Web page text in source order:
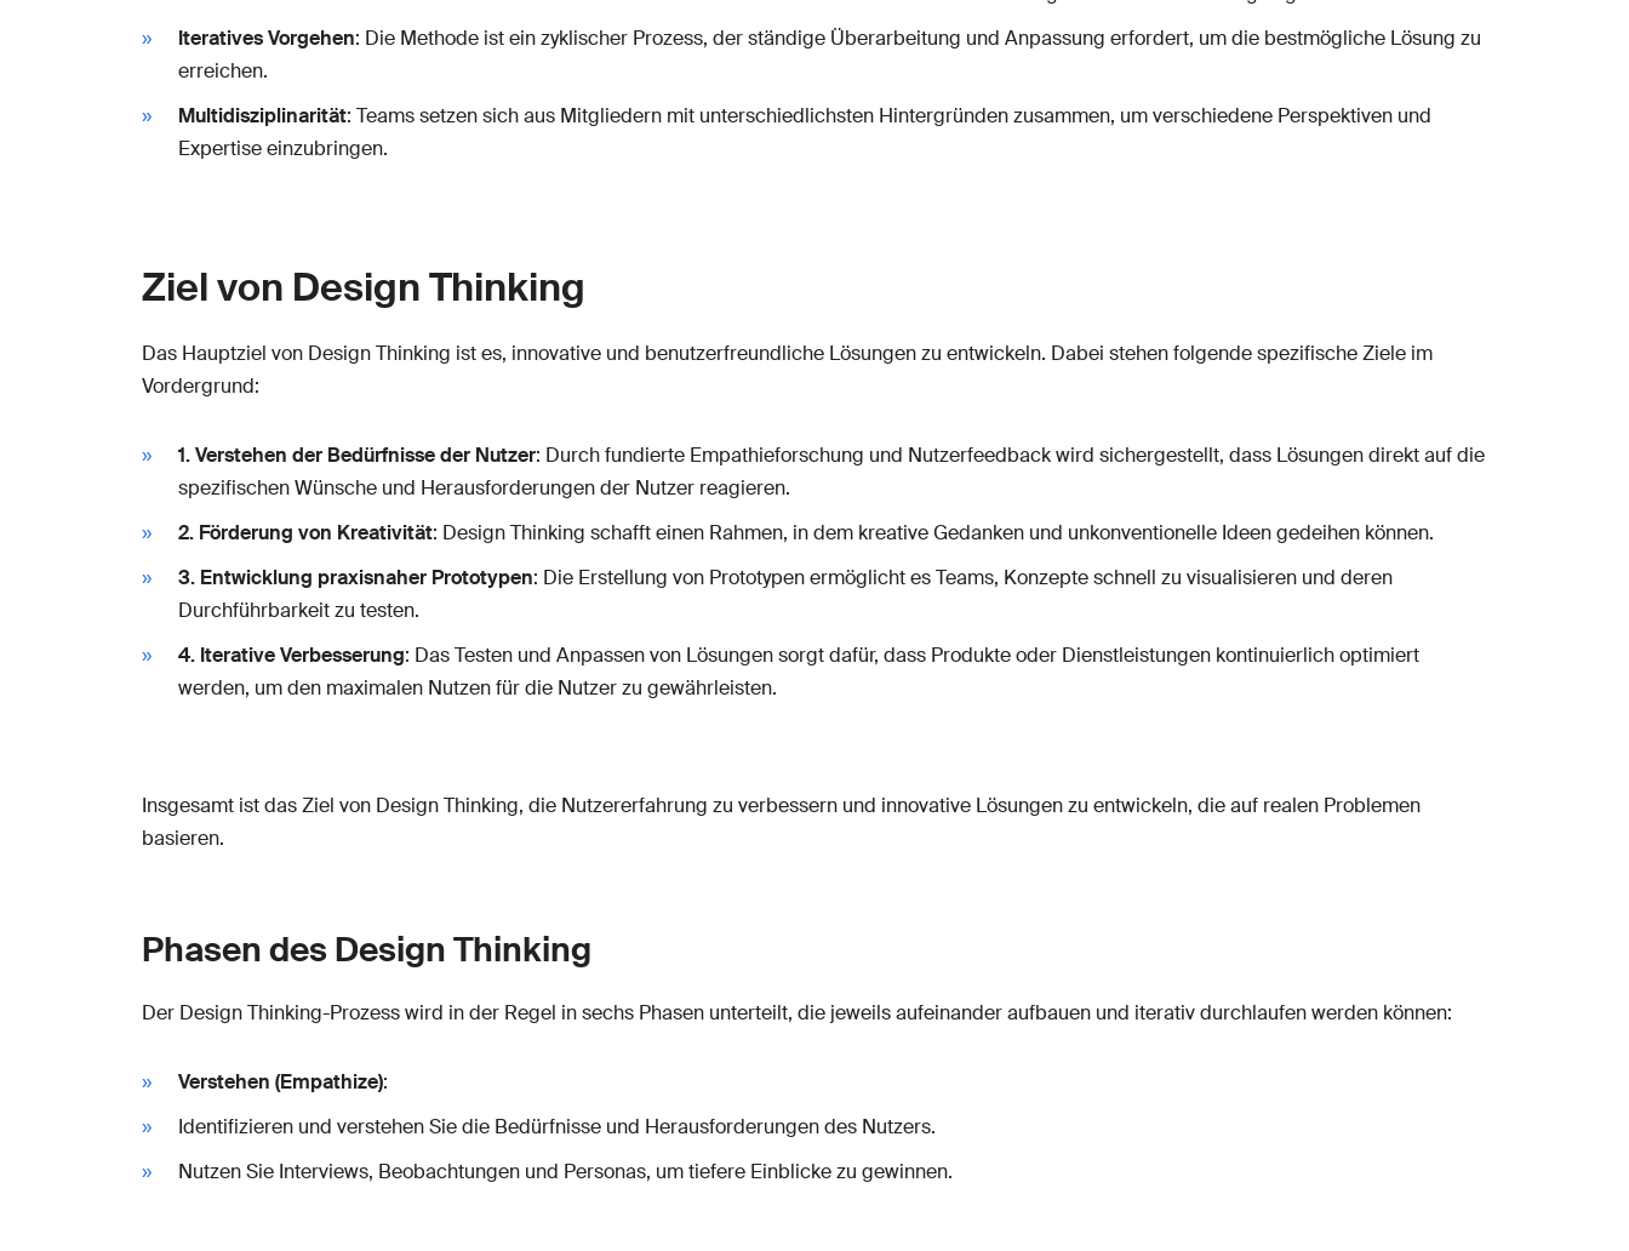
Iteratives Vorgehen: Die Methode ist ein zyklischer Prozess, der ständige Überarbeitung und Anpassung erfordert, um die bestmögliche Lösung zu
erreichen.
Multidisziplinarität: Teams setzen sich aus Mitgliedern mit unterschiedlichsten Hintergründen zusammen, um verschiedene Perspektiven und
Expertise einzubringen.
Ziel von Design Thinking
Das Hauptziel von Design Thinking ist es, innovative und benutzerfreundliche Lösungen zu entwickeln. Dabei stehen folgende spezifische Ziele im
Vordergrund:
1. Verstehen der Bedürfnisse der Nutzer: Durch fundierte Empathieforschung und Nutzerfeedback wird sichergestellt, dass Lösungen direkt auf die
spezifischen Wünsche und Herausforderungen der Nutzer reagieren.
2. Förderung von Kreativität: Design Thinking schafft einen Rahmen, in dem kreative Gedanken und unkonventionelle Ideen gedeihen können.
3. Entwicklung praxisnaher Prototypen: Die Erstellung von Prototypen ermöglicht es Teams, Konzepte schnell zu visualisieren und deren
Durchführbarkeit zu testen.
4. Iterative Verbesserung: Das Testen und Anpassen von Lösungen sorgt dafür, dass Produkte oder Dienstleistungen kontinuierlich optimiert
werden, um den maximalen Nutzen für die Nutzer zu gewährleisten.
Insgesamt ist das Ziel von Design Thinking, die Nutzererfahrung zu verbessern und innovative Lösungen zu entwickeln, die auf realen Problemen
basieren.
Phasen des Design Thinking
Der Design Thinking-Prozess wird in der Regel in sechs Phasen unterteilt, die jeweils aufeinander aufbauen und iterativ durchlaufen werden können:
Verstehen (Empathize):
Identifizieren und verstehen Sie die Bedürfnisse und Herausforderungen des Nutzers.
Nutzen Sie Interviews, Beobachtungen und Personas, um tiefere Einblicke zu gewinnen.